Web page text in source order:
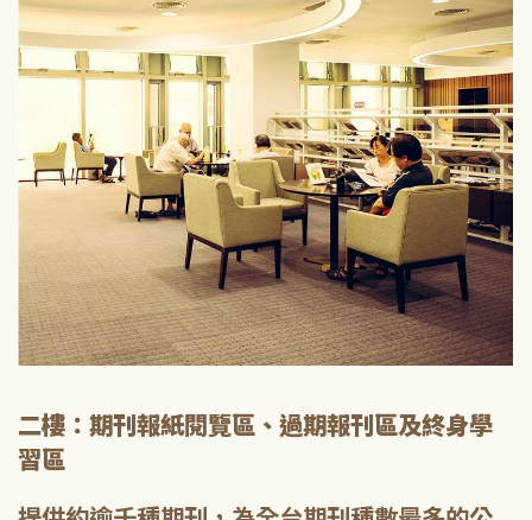
二樓：期刊報紙閱覽區、過期報刊區及終身學
習區